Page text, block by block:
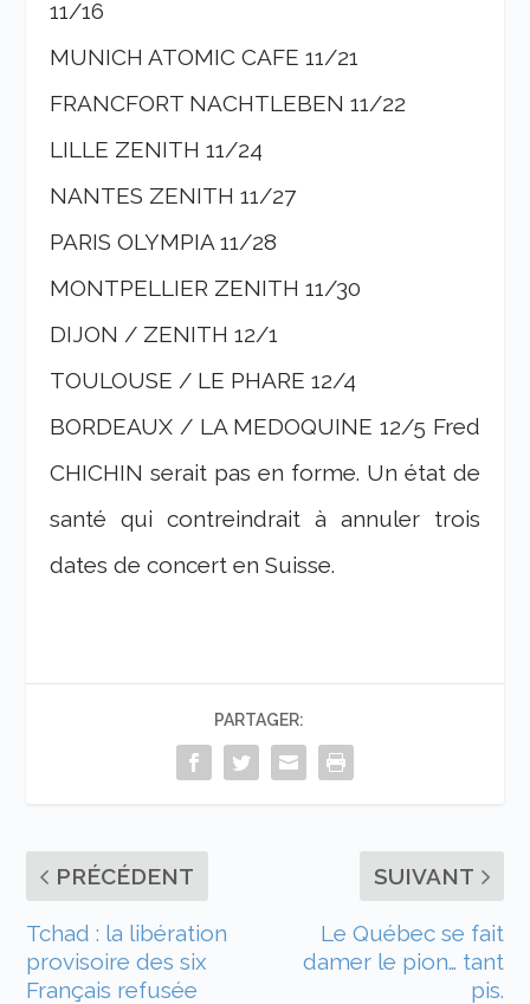
11/16
MUNICH ATOMIC CAFE 11/21
FRANCFORT NACHTLEBEN 11/22
LILLE ZENITH 11/24
NANTES ZENITH 11/27
PARIS OLYMPIA 11/28
MONTPELLIER ZENITH 11/30
DIJON / ZENITH 12/1
TOULOUSE / LE PHARE 12/4
BORDEAUX / LA MEDOQUINE 12/5 Fred
CHICHIN serait pas en forme. Un état de
santé qui contreindrait à annuler trois
dates de concert en Suisse.
PARTAGER:
PRÉCÉDENT
Tchad : la libération
provisoire des six
Français refusée
SUIVANT
Le Québec se fait
damer le pion… tant
pis.